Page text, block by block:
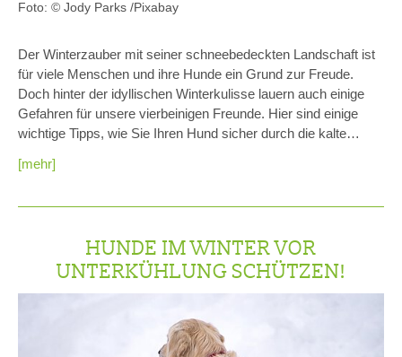
Foto: © Jody Parks /Pixabay
Der Winterzauber mit seiner schneebedeckten Landschaft ist
für viele Menschen und ihre Hunde ein Grund zur Freude.
Doch hinter der idyllischen Winterkulisse lauern auch einige
Gefahren für unsere vierbeinigen Freunde. Hier sind einige
wichtige Tipps, wie Sie Ihren Hund sicher durch die kalte…
[mehr]
HUNDE IM WINTER VOR
UNTERKÜHLUNG SCHÜTZEN!